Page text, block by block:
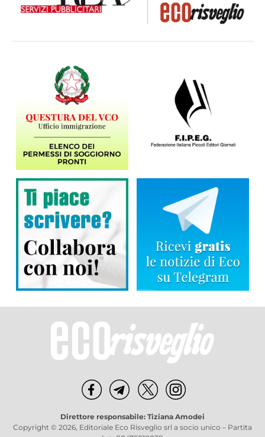
Direttore responsabile: Tiziana Amodei
Copyright © 2026, Editoriale Eco Risveglio srl a socio unico – Partita